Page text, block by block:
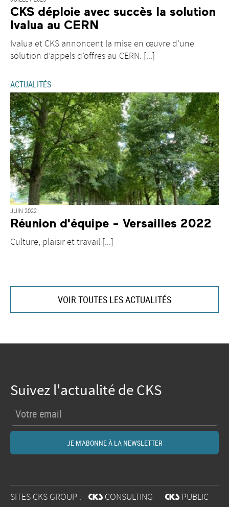
CKS déploie avec succès la solution
Ivalua au CERN
Ivalua et CKS annoncent la mise en œuvre d'une
solution d’appels d’offres au CERN. [...]
ACTUALITÉS
JUIN 2022
Réunion d'équipe - Versailles 2022
Culture, plaisir et travail [...]
VOIR TOUTES LES ACTUALITÉS
Suivez l'actualité de CKS
SITES CKS GROUP : @ CONSULTING @ PUBLIC